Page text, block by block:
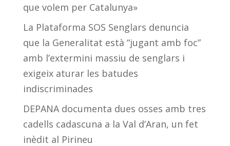
que volem per Catalunya»
La Plataforma SOS Senglars denuncia
que la Generalitat està “jugant amb foc”
amb l’extermini massiu de senglars i
exigeix aturar les batudes
indiscriminades
DEPANA documenta dues osses amb tres
cadells cadascuna a la Val d’Aran, un fet
inèdit al Pirineu